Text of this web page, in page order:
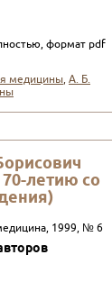
формат pdf
медицины,А. Б.
летию со
1999, № 6